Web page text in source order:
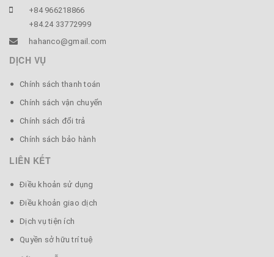
+84 966218866
+84.24 33772999
hahanco@gmail.com
DỊCH VỤ
Chính sách thanh toán
Chính sách vận chuyển
Chính sách đổi trả
Chính sách bảo hành
LIÊN KẾT
Điều khoản sử dụng
Điều khoản giao dịch
Dịch vụ tiện ích
Quyền sở hữu trí tuệ